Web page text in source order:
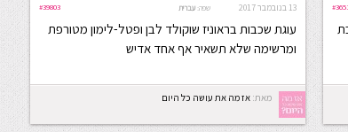
13 בנובמבר 2017 #39803 שפה: עברית
עוגת שכבות בראוניז שוקולד לבן ופטל-לימון מטורפת
ומרשימה שלא תשאיר אף אחד אדיש
מאת: אז מה את עושה כל היום